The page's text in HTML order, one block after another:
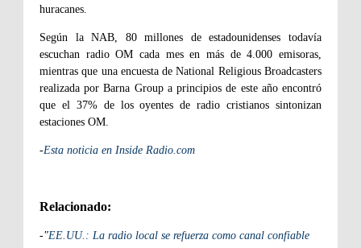
huracanes.
Según la NAB, 80 millones de estadounidenses todavía
escuchan radio OM cada mes en más de 4.000 emisoras,
mientras que una encuesta de National Religious Broadcasters
realizada por Barna Group a principios de este año encontró
que el 37% de los oyentes de radio cristianos sintonizan
estaciones OM.
-Esta noticia en Inside Radio.com
Relacionado:
-"EE.UU.: La radio local se refuerza como canal confiable